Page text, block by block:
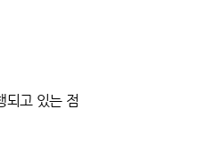
되고 있는 점